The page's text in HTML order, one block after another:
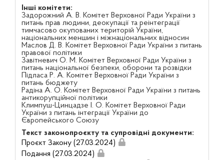
Інші комітети:
Задорожний А. В. Комітет Верховної Ради України з
питань прав людини, деокупації та реінтеграції
тимчасово окупованих територій України,
національних меншин і міжнаціональних відносин
Маслов Д. В. Комітет Верховної Ради України з питань
правової політики
Завітневич О. М. Комітет Верховної Ради України з
питань національної безпеки, оборони та розвідки
Підласа Р. А. Комітет Верховної Ради України з
питань бюджету
Радіна А. О. Комітет Верховної Ради України з питань
антикорупційної політики
Климпуш-Цинцадзе І. О. Комітет Верховної Ради
України з питань інтеграції України до
Європейського Союзу
Текст законопроєкту та супровідні документи:
Проєкт Закону (27.03.2024)
Подання (27.03.2024)